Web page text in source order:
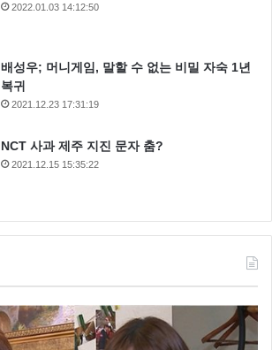
2022.01.03 14:12:50
배성우; 머니게임, 말할 수 없는 비밀 자숙 1년
복귀
2021.12.23 17:31:19
NCT 사과 제주 지진 문자 춤?
2021.12.15 15:35:22